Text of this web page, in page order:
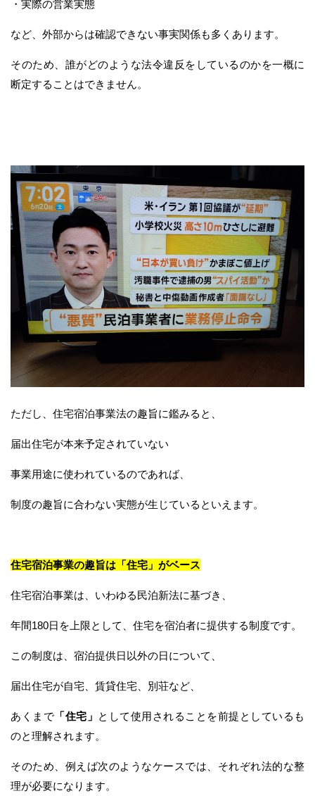
・実際の営業実態
など、外部からは確認できない事実関係も多くあります。
そのため、誰がどのような法令違反をしているのかを一概に
断定することはできません。
ただし、住宅宿泊事業法の趣旨に鑑みると、
届出住宅が本来予定されていない
事業用途に使われているのであれば、
制度の趣旨に合わない実態が生じているといえます。
住宅宿泊事業の趣旨は「住宅」がベース
住宅宿泊事業は、いわゆる民泊新法に基づき、
年間180日を上限として、住宅を宿泊者に提供する制度です。
この制度は、宿泊提供日以外の日について、
届出住宅が自宅、賃貸住宅、別荘など、
あくまで 「住宅」 として使用されることを前提としているも
のと理解されます。
そのため、例えば次のようなケースでは、それぞれ法的な整
理が必要になります。